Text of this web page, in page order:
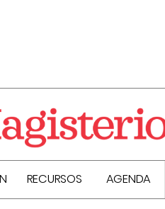
RECURSOS AGENDA